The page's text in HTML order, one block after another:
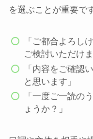
を選ぶことが重要で
「ご都合よろし
ご検討いただけ
「内容をご確認
と思います」
「一度ご一読の
ょうか？」